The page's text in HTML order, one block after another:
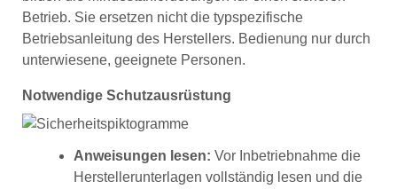
Betrieb. Sie ersetzen nicht die typspezifische
Betriebsanleitung des Herstellers. Bedienung nur durch
unterwiesene, geeignete Personen.
Notwendige Schutzausrüstung
Anweisungen lesen: Vor Inbetriebnahme die
Herstellerunterlagen vollständig lesen und die